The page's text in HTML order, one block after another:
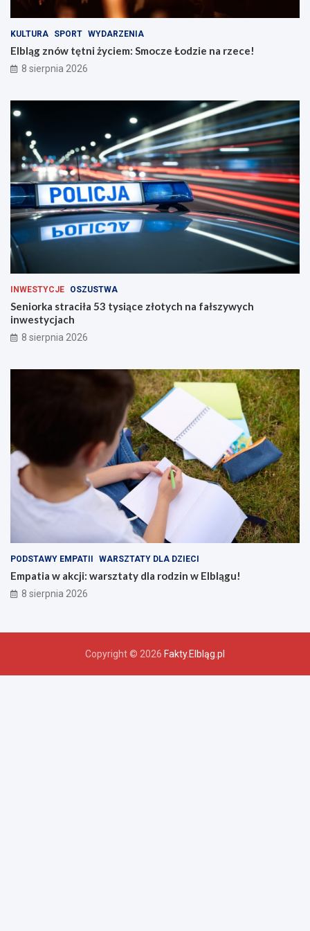
i
n
d
r
a
c
e
!
KULTURA SPORT WYDARZENIA
Elbląg znów tętni życiem: Smocze Łodzie na rzece!
8 sierpnia 2026
INWESTYCJE OSZUSTWA
Seniorka straciła 53 tysiące złotych na fałszywych
inwestycjach
8 sierpnia 2026
PODSTAWY EMPATII WARSZTATY DLA DZIECI
Empatia w akcji: warsztaty dla rodzin w Elblągu!
8 sierpnia 2026
Copyright © 2026 Fakty.Elbląg.pl